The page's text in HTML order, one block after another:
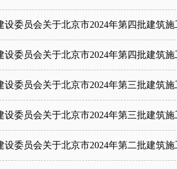
设委员会关于北京市2024年第四批建筑
设委员会关于北京市2024年第四批建筑
设委员会关于北京市2024年第三批建筑
设委员会关于北京市2024年第三批建筑
设委员会关于北京市2024年第二批建筑